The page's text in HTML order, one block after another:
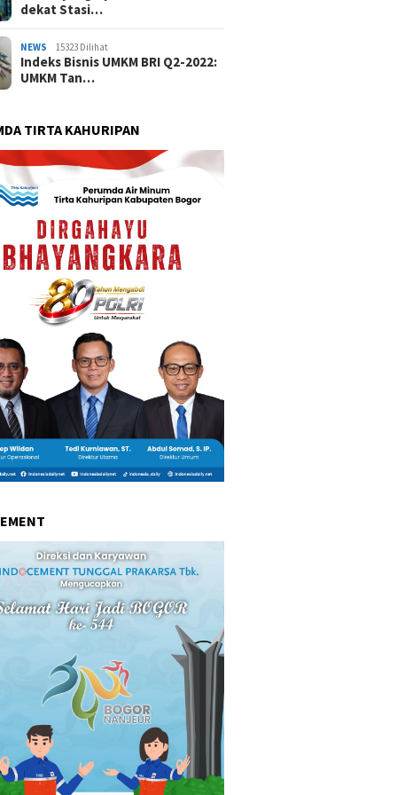
dekat Stasi…
NEWS 15323 Dilihat
Indeks Bisnis UMKM BRI Q2-2022:
UMKM Tan…
TIRTA KAHURIPAN